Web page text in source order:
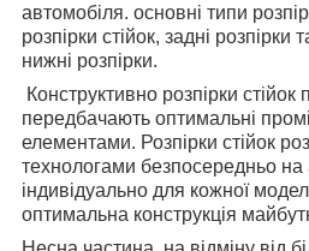
автомобіля. основні типи
розпірки стійок, задні розпірки
нижні розпірки.
Конструктивно розпірки
передбачають оптимальні
елементами. Розпірки стійок
технологами безпосередньо на
індивідуально для кожної
оптимальна конструкція